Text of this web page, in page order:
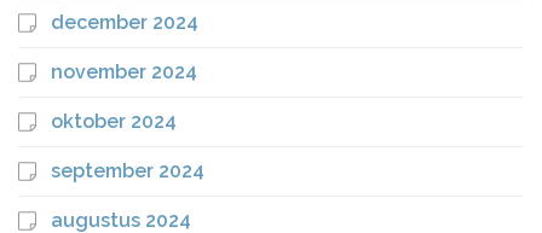
december 2024
november 2024
oktober 2024
september 2024
augustus 2024